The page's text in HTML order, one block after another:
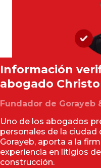
Información
abogado
Fundador de Gorayeb
Uno de los abogados
personales de la ciudad
Gorayeb, aporta a la
experiencia en litigios
construcción.